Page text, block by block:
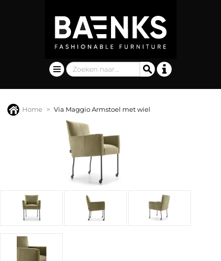
Home Via Maggio Armstoel met wiel